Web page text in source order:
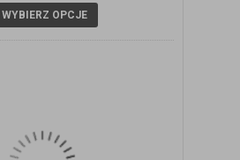
WYBIERZ OPCJE